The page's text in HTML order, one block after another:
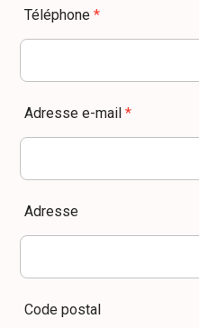
Téléphone*
Adresse e-mail*
Adresse
Code postal